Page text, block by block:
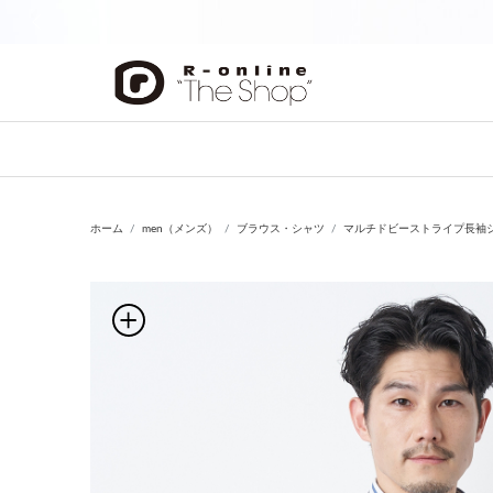
ホーム men（メンズ） ブラウス・シャツ マルチドビーストライプ長袖